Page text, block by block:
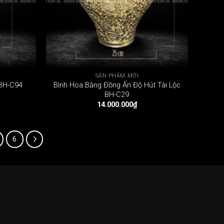
C94
SẢN PHẨM MỚI
Bình Hoa Bằng Đồng Ấn Độ Hút Tài Lộc
BH-C29
14.000.000₫
6